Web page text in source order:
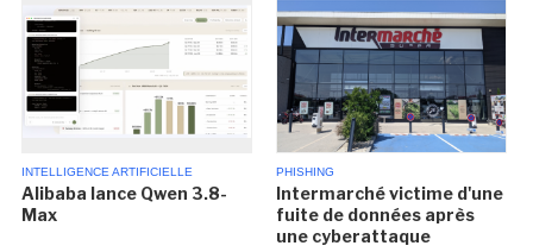
INTELLIGENCE ARTIFICIELLE
Alibaba lance Qwen 3.8-
Max
PHISHING
Intermarché victime d'une
fuite de données après
une cyberattaque